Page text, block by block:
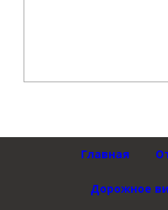
Главная
Дорожное